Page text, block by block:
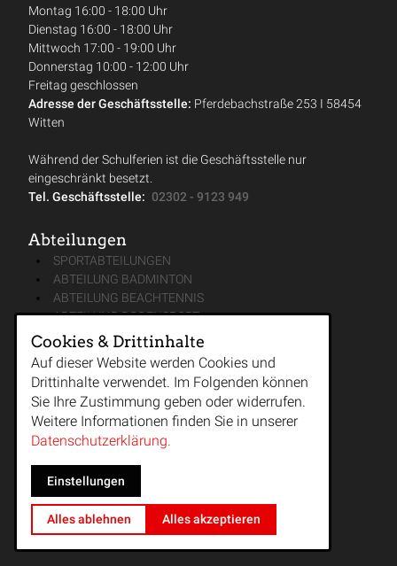
Montag 16:00 - 18:00 Uhr
Dienstag 16:00 - 18:00 Uhr
Mittwoch 17:00 - 19:00 Uhr
Donnerstag 10:00 - 12:00 Uhr
Freitag geschlossen
Adresse der Geschäftsstelle: Pferdebachstraße 253 I 58454
Witten
Während der Schulferien ist die Geschäftsstelle nur
eingeschränkt besetzt.
Tel. Geschäftsstelle: 02302 - 9123 949
Abteilungen
SPORTABTEILUNGEN
ABTEILUNG BADMINTON
ABTEILUNG BEACHTENNIS
ABTEILUNG BOGENSPORT
ABTEILUNG FUSSBALL JUGEND
ABTEILUNG GYMNASTIK & TANZ
ABTEILUNG KAMPFSPORT & KAMPFKUNST
ABTEILUNG LEICHTATHLETIK
ABTEILUNG MÄNNERTURNEN
ABTEILUNG REHA-SPORT
ABTEILUNG TENNIS
ABTEILUNG TURNEN
ABTEILUNG VEREINSJUGEND
ABTEILUNG VOLLEYBALL
Cookies & Drittinhalte
Auf dieser Website werden Cookies und
Drittinhalte verwendet. Im Folgenden können
Sie Ihre Zustimmung geben oder widerrufen.
Weitere Informationen finden Sie in unserer
Datenschutzerklärung.
Einstellungen
Alles ablehnen Alles akzeptieren